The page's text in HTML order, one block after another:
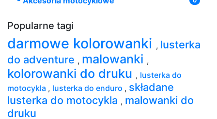
Popularne tagi
darmowe kolorowanki , lusterka
do adventure , malowanki ,
kolorowanki do druku , lusterka do
motocykla , lusterka do enduro , składane
lusterka do motocykla , malowanki do
druku